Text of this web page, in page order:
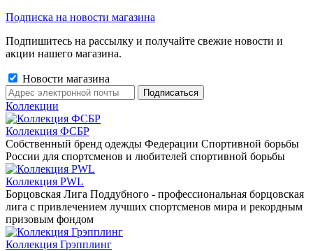
Подписка на новости магазина
Подпишитесь на рассылку и получайте свежие новости и
акции нашего магазина.
Новости магазина
Коллекции
Коллекция ФСБР
Собственный бренд одежды Федерации Спортивной борьбы
России для спортсменов и любителей спортивной борьбы
Коллекция PWL
Борцовская Лига Поддубного - профессиональная борцовская
лига с привлечением лучших спортсменов мира и рекордным
призовым фондом
Коллекция Грэпплинг